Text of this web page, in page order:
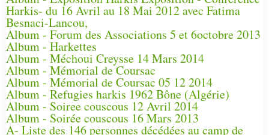
Harkis- du 16 Avril au 18 Mai 2012 avec Fatima
Besnaci-Lancou,
Album - Forum des Associations 5 et 6octobre 2013
Album - Harkettes
Album - Méchoui Creysse 14 Mars 2014
Album - Mémorial de Coursac
Album - Mémorial de Coursac 05 12 2014
Album - Refugies harkis 1962 Bône (Algérie)
Album - Soiree couscous 12 Avril 2014
Album - Soirée couscous 16 Mars 2013
A- Liste des 146 personnes décédées au camp de